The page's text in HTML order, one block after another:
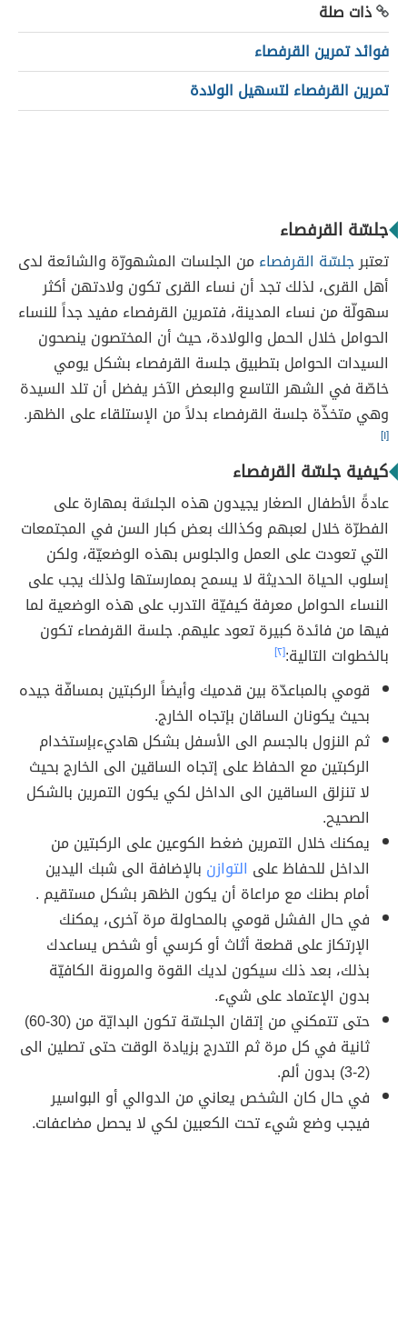
ذات صلة
فوائد تمرين القرفصاء
تمرين القرفصاء لتسهيل الولادة
جلسّة القرفصاء
تعتبرجلسّة القرفصاء من الجلسات المشهورّة والشائعة لدى
أهل القرى، لذلك تجد أن نساء القرى تكون ولادتهن أكثر
سهولّة من نساء المدينة، فتمرين القرفصاء مفيد جداً للنساء
الحوامل خلال الحمل والولادة، حيث أن المختصون ينصحون
السيدات الحوامل بتطبيق جلسة القرفصاء بشكل يومي
خاصّة في الشهر التاسع والبعض الآخر يفضل أن تلد السيدة
وهي متخذّة جلسة القرفصاء بدلاً من الإستلقاء على الظهر.
[١]
كيفية جلسّة القرفصاء
عادةً الأطفال الصغار يجيدون هذه الجلسًة بمهارة على
الفطرّة خلال لعبهم وكذالك بعض كبار السن في المجتمعات
التي تعودت على العمل والجلوس بهذه الوضعيّة، ولكن
إسلوب الحياة الحديثة لا يسمح بممارستها ولذلك يجب على
النساء الحوامل معرفة كيفيّة التدرب على هذه الوضعية لما
فيها من فائدة كبيرة تعود عليهم. جلسة القرفصاء تكون
بالخطوات التالية:[٢]
قومي بالمباعدّة بين قدميك وأيضاً الركبتين بمسافّة جيده
بحيث يكونان الساقان بإتجاه الخارج.
ثم النزول بالجسم الى الأسفل بشكل هاديءبإستخدام
الركبتين مع الحفاظ على إتجاه الساقين الى الخارج بحيث
لا تنزلق الساقين الى الداخل لكي يكون التمرين بالشكل
الصحيح.
يمكنك خلال التمرين ضغط الكوعين على الركبتين من
الداخل للحفاظ على التوازن بالإضافة الى شبك اليدين
أمام بطنك مع مراعاة أن يكون الظهر بشكل مستقيم .
في حال الفشل قومي بالمحاولة مرة آخرى، يمكنك
الإرتكاز على قطعة أثاث أو كرسي أو شخص يساعدك
بذلك، بعد ذلك سيكون لديك القوة والمرونة الكافيّة
بدون الإعتماد على شيء.
حتى تتمكني من إتقان الجلسّة تكون البدايّة من (30-60)
ثانية في كل مرة ثم التدرج بزيادة الوقت حتى تصلين الى
(2-3) بدون ألم.
في حال كان الشخص يعاني من الدوالي أو البواسير
فيجب وضع شيء تحت الكعبين لكي لا يحصل مضاعفات.